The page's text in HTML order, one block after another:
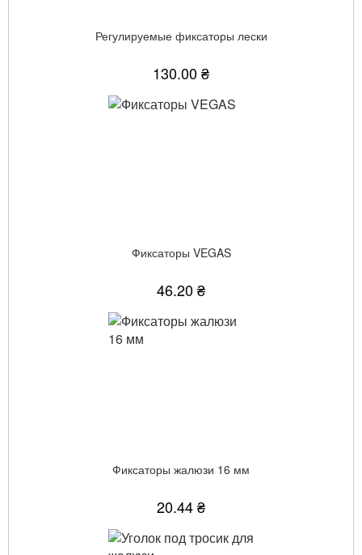
Регулируемые фиксаторы лески
130.00 ₴
Фиксаторы VEGAS
46.20 ₴
Фиксаторы жалюзи 16 мм
20.44 ₴